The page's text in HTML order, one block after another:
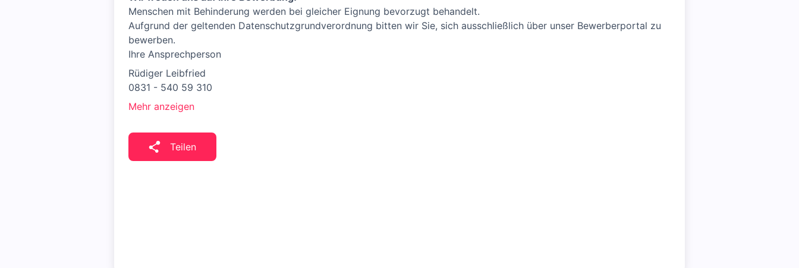
Menschen mit Behinderung werden bei gleicher Eignung bevorzugt behandelt.
Aufgrund der geltenden Datenschutzgrundverordnung bitten wir Sie, sich ausschließlich über unser Bewerberportal zu
bewerben.
Ihre Ansprechperson
Rüdiger Leibfried
0831 - 540 59 310
Mehr anzeigen
Teilen